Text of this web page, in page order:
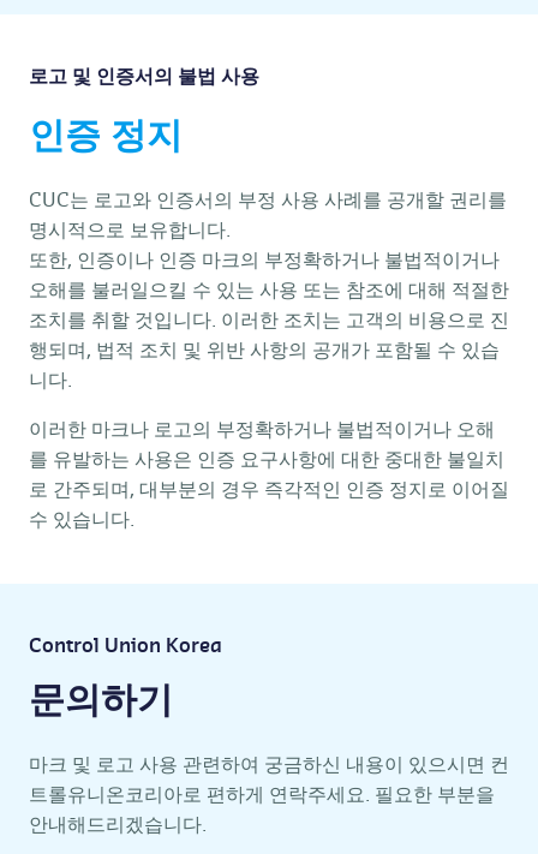
로고 및 인증서의 불법 사용
인증 정지
CUC는 로고와 인증서의 부정 사용 사례를 공개할 권리를
명시적으로 보유합니다.
또한, 인증이나 인증 마크의 부정확하거나 불법적이거나
오해를 불러일으킬 수 있는 사용 또는 참조에 대해 적절한
조치를 취할 것입니다. 이러한 조치는 고객의 비용으로 진
행되며, 법적 조치 및 위반 사항의 공개가 포함될 수 있습
니다.
이러한 마크나 로고의 부정확하거나 불법적이거나 오해
를 유발하는 사용은 인증 요구사항에 대한 중대한 불일치
로 간주되며, 대부분의 경우 즉각적인 인증 정지로 이어질
수 있습니다.
Control Union Korea
문의하기
마크 및 로고 사용 관련하여 궁금하신 내용이 있으시면 컨
트롤유니온코리아로 편하게 연락주세요. 필요한 부분을
안내해드리겠습니다.